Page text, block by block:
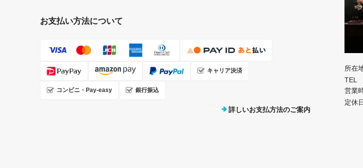
お支払い方法について
キャリア決済
コンビニ・Pay-easy 銀行振込
詳しいお支払方法のご案内
所在
TEL
営業
定休